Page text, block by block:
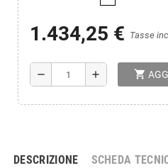
1.434,25 € Tasse
remove add shopping_cart
DESCRIZIONE SCHEDA